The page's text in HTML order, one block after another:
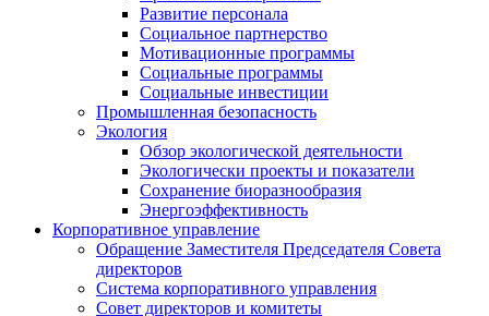
Развитие персонала
Социальное партнерство
Мотивационные программы
Социальные программы
Социальные инвестиции
Промышленная безопасность
Экология
Обзор экологической деятельности
Экологически проекты и показатели
Сохранение биоразнообразия
Энергоэффективность
Корпоративное управление
Обращение Заместителя Председателя Совета
директоров
Система корпоративного управления
Совет директоров и комитеты